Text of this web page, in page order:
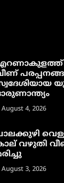
August 4, 2026
വഴുതി
August 3, 2026